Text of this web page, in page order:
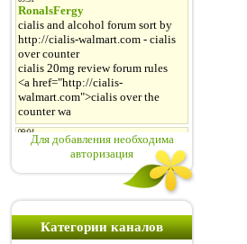
Для добавления необходима
авторизация
Категории каналов